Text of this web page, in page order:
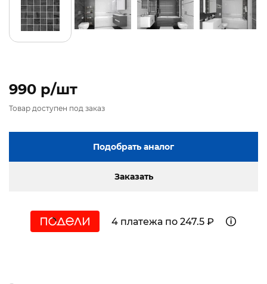
990 p/шт
Товар доступен под заказ
Подобрать аналог
Заказать
4 платежа по 247.5 ₽